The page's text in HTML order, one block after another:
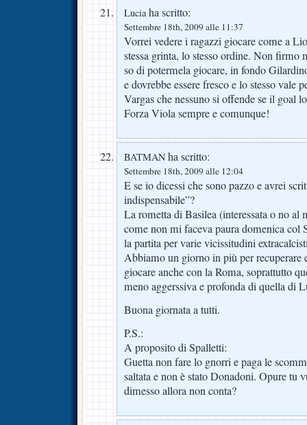
Luciaha scritto:
Settembre 18th, 2009 alle 11:37
Vorrei vedere i ragazzi giocare come a
stessa grinta, lo stesso ordine. Non firmo
so di potermela giocare, in fondo
e dovrebbe essere fresco e lo stesso vale
Vargas che nessuno si offende se il goal
Forza Viola sempre e comunque!
BATMAN ha scritto:
Settembre 18th, 2009 alle 12:04
E se io dicessi che sono pazzo e avrei
indispensabile”?
La rometta di Basilea (interessata o no al
come non mi faceva paura domenica col
la partita per varie vicissitudini
Abbiamo un giorno in più per recuperare
giocare anche con la Roma, soprattutto
meno aggerssiva e profonda di quella di
Buona giornata a tutti.
P.S.:
A proposito di Spalletti:
Guetta non fare lo gnorri e paga le
saltata e non è stato Donadoni. Opure tu
dimesso allora non conta?